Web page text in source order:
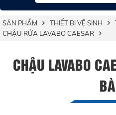
SẢN PHẨM THIẾT BỊ VỆ SINH
CHẬU RỬA LAVABO CAESAR
CHẬU LAVABO